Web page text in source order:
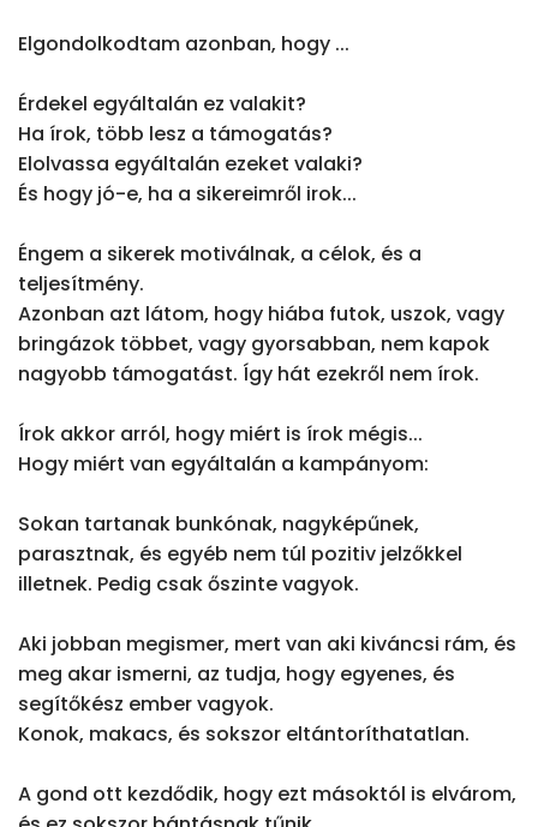
Elgondolkodtam azonban, hogy ...
Érdekel egyáltalán ez valakit?
Ha írok, több lesz a támogatás?
Elolvassa egyáltalán ezeket valaki?
És hogy jó-e, ha a sikereimről irok...
Éngem a sikerek motiválnak, a célok, és a
teljesítmény.
Azonban azt látom, hogy hiába futok, uszok, vagy
bringázok többet, vagy gyorsabban, nem kapok
nagyobb támogatást. Így hát ezekről nem írok.
Írok akkor arról, hogy miért is írok mégis...
Hogy miért van egyáltalán a kampányom:
Sokan tartanak bunkónak, nagyképűnek,
parasztnak, és egyéb nem túl pozitiv jelzőkkel
illetnek. Pedig csak őszinte vagyok.
Aki jobban megismer, mert van aki kiváncsi rám, és
meg akar ismerni, az tudja, hogy egyenes, és
segítőkész ember vagyok.
Konok, makacs, és sokszor eltántoríthatatlan.
A gond ott kezdődik, hogy ezt másoktól is elvárom,